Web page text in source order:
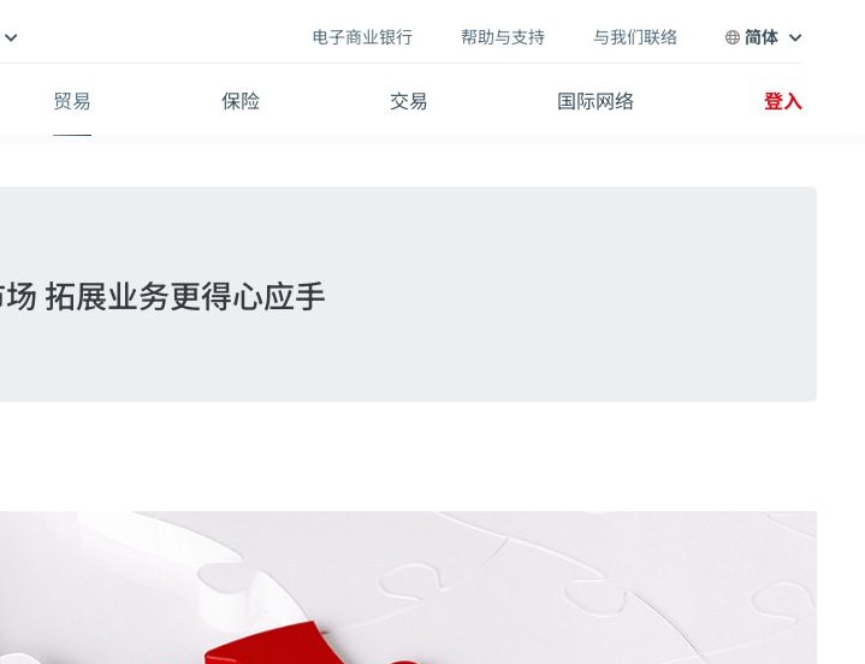
贸易 保险 交易 国际网络 登入
电子商业银行 帮助与支持 与我们联络 简体
拓展业务更得心应手